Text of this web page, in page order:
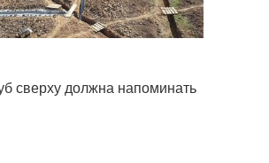
сверху должна напоминать